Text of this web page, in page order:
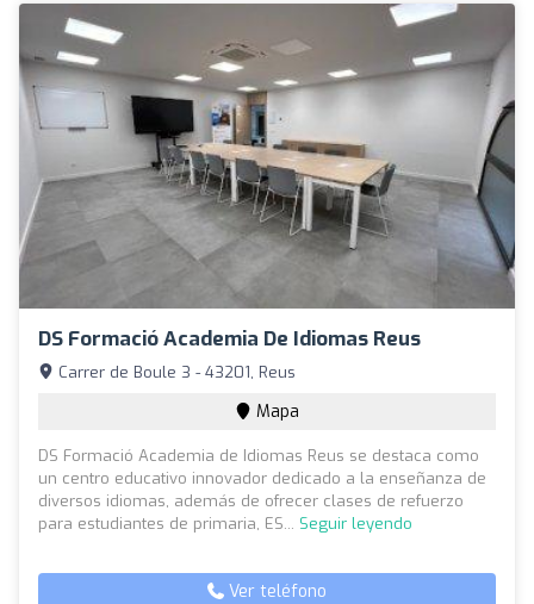
DS Formació Academia De Idiomas Reus
Carrer de Boule 3 - 43201, Reus
Mapa
DS Formació Academia de Idiomas Reus se destaca como
un centro educativo innovador dedicado a la enseñanza de
diversos idiomas, además de ofrecer clases de refuerzo
para estudiantes de primaria, ES... Seguir leyendo
Ver teléfono